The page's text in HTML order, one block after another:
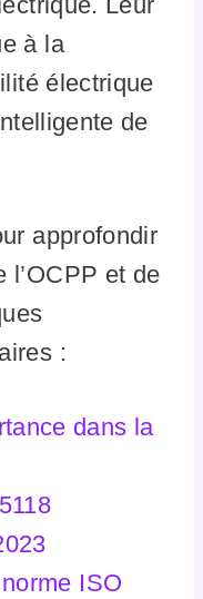
à la
électrique
de
approfondir
l’OCPP et de
:
dans la
ISO